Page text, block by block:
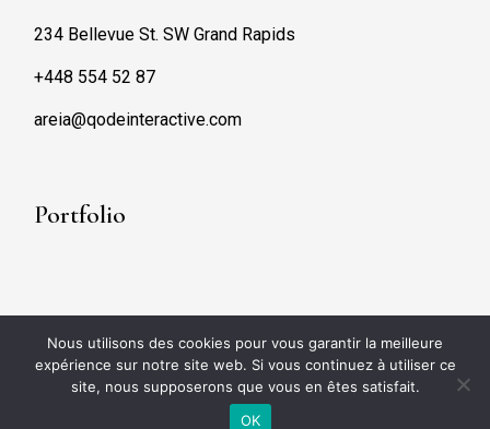
234 Bellevue St. SW Grand Rapids
+448 554 52 87
areia@qodeinteractive.com
Portfolio
Nous utilisons des cookies pour vous garantir la meilleure
expérience sur notre site web. Si vous continuez à utiliser ce
site, nous supposerons que vous en êtes satisfait.
OK